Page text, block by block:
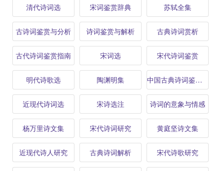
清代诗词选 宋词鉴赏辞典 苏轼全集
古诗词鉴赏与分析 诗词鉴赏与解析 古典诗词赏析
古代诗词鉴赏指南 宋词选 宋代诗词鉴赏
明代诗歌选 陶渊明集 中国古典诗词鉴赏指南
近现代诗词选 宋诗选注 诗词的意象与情感
杨万里诗文集 宋代诗词研究 黄庭坚诗文集
近现代诗人研究 古典诗词解析 宋代诗歌研究